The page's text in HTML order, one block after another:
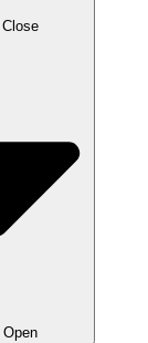
Close روش‌ها
Open روش‌ها